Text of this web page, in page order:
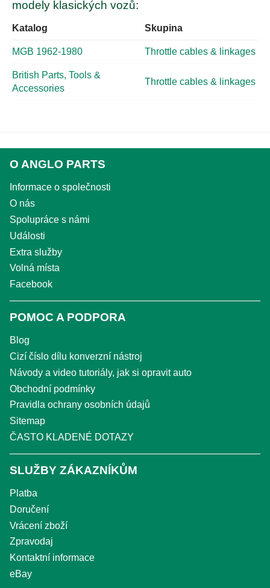
modely klasických vozů:
Katalog Skupina
MGB 1962-1980 Throttle cables & linkages
British Parts, Tools &
Accessories
Throttle cables & linkages
O ANGLO PARTS
Informace o společnosti
O nás
Spolupráce s námi
Události
Extra služby
Volná místa
Facebook
POMOC A PODPORA
Blog
Cizí číslo dílu konverzní nástroj
Návody a video tutoriály, jak si opravit auto
Obchodní podmínky
Pravidla ochrany osobních údajů
Sitemap
ČASTO KLADENÉ DOTAZY
SLUŽBY ZÁKAZNÍKŮM
Platba
Doručení
Vrácení zboží
Zpravodaj
Kontaktní informace
eBay